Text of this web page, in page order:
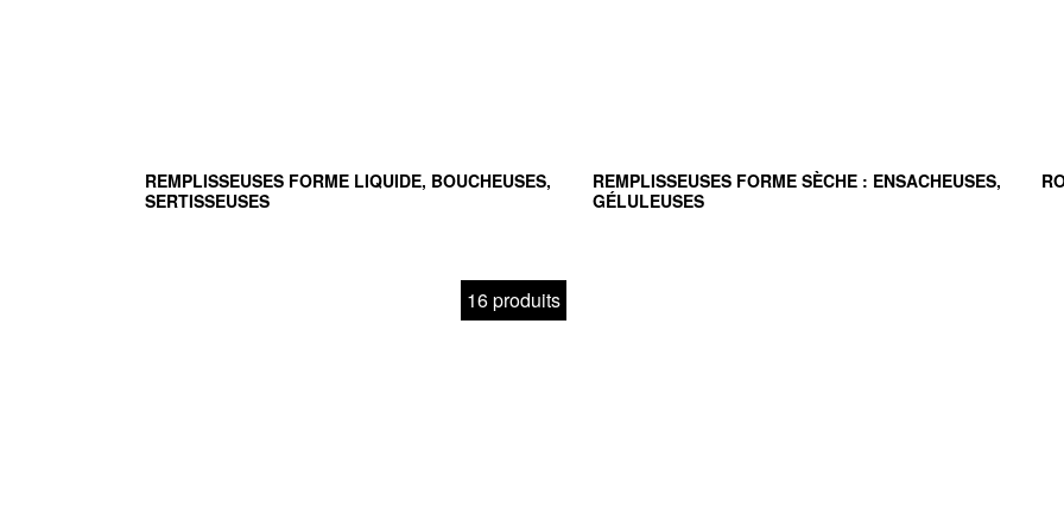
REMPLISSEUSES FORME LIQUIDE, BOUCHEUSES,
SERTISSEUSES
REMPLISSEUSES FORME SÈCHE : ENSACHEUSES,
GÉLULEUSES
16 produits